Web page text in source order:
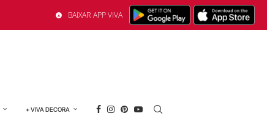
BAIXAR APP VIVA
+ VIVA DECORA